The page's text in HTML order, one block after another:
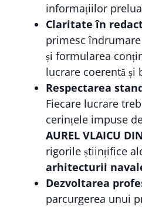
informațiilor
Claritate în
primesc
și formularea
lucrare coerentă și
Respectarea
Fiecare lucrare
cerințele impuse
AUREL VLAICU
rigorile științifice
arhitecturii
Dezvoltarea
parcurgerea unui